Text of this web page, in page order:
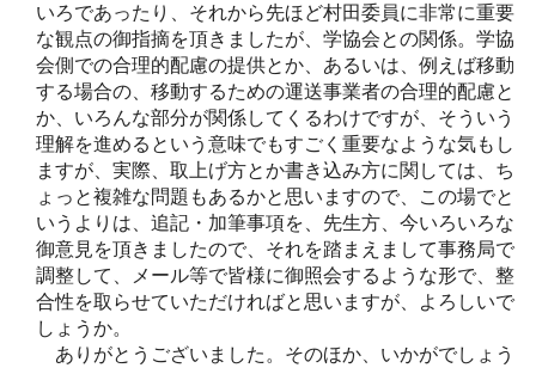
いろであったり、それから先ほど村田委員に非常に重要
な観点の御指摘を頂きましたが、学協会との関係。学協
会側での合理的配慮の提供とか、あるいは、例えば移動
する場合の、移動するための運送事業者の合理的配慮と
か、いろんな部分が関係してくるわけですが、そういう
理解を進めるという意味でもすごく重要なような気もし
ますが、実際、取上げ方とか書き込み方に関しては、ち
ょっと複雑な問題もあるかと思いますので、この場でと
いうよりは、追記・加筆事項を、先生方、今いろいろな
御意見を頂きましたので、それを踏まえまして事務局で
調整して、メール等で皆様に御照会するような形で、整
合性を取らせていただければと思いますが、よろしいで
しょうか。
ありがとうございました。そのほか、いかがでしょう